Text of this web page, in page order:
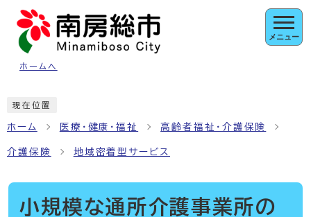
ページの先頭です
ホームへ
メニュー
現在位置
ホーム 医療・健康・福祉 高齢者福祉・介護保険
介護保険 地域密着型サービス
小規模な通所介護事業所の